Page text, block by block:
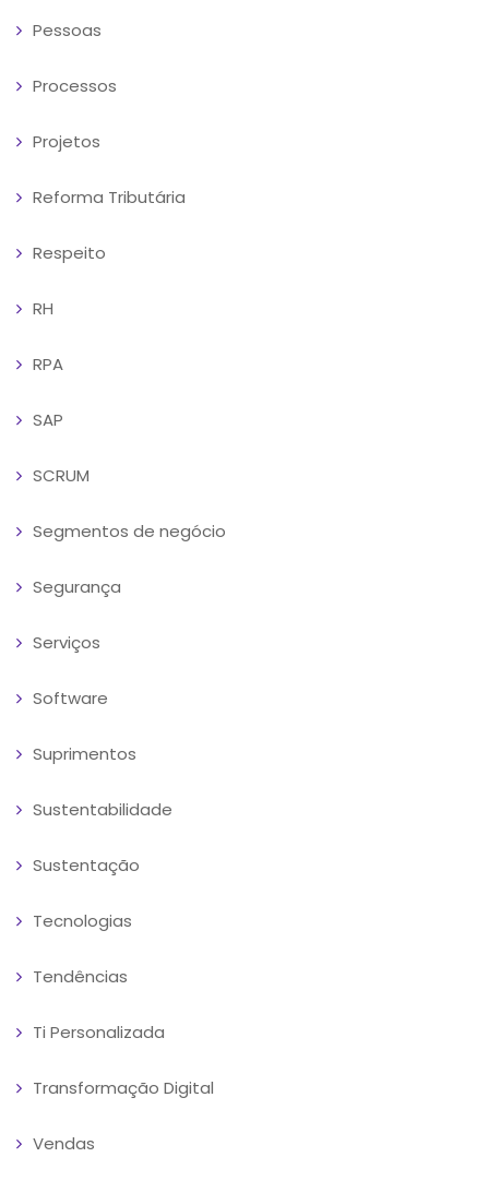
Pessoas
Processos
Projetos
Reforma Tributária
Respeito
RH
RPA
SAP
SCRUM
Segmentos de negócio
Segurança
Serviços
Software
Suprimentos
Sustentabilidade
Sustentação
Tecnologias
Tendências
Ti Personalizada
Transformação Digital
Vendas